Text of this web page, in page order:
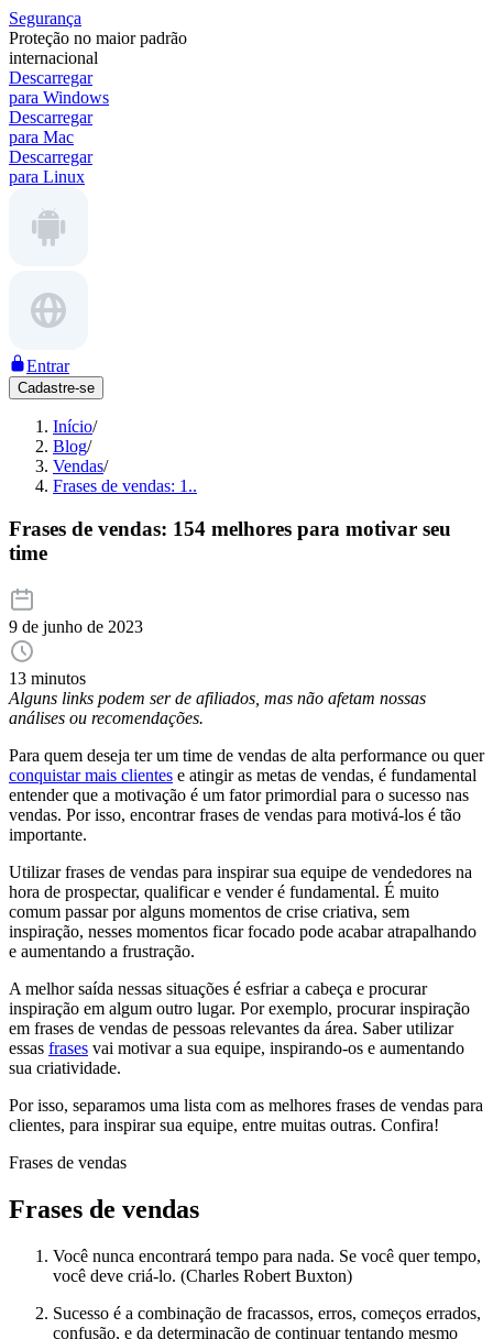
Segurança
Proteção no maior padrão
internacional
Descarregar
para Windows
Descarregar
para Mac
Descarregar
para Linux
Entrar
Cadastre-se
Início/
Blog/
Vendas/
Frases de vendas: 1..
Frases de vendas: 154 melhores para motivar seu
time
9 de junho de 2023
13 minutos
Alguns links podem ser de afiliados, mas não afetam nossas
análises ou recomendações.
Para quem deseja ter um time de vendas de alta performance ou quer
conquistar mais clientes e atingir as metas de vendas, é fundamental
entender que a motivação é um fator primordial para o sucesso nas
vendas. Por isso, encontrar frases de vendas para motivá-los é tão
importante.
Utilizar frases de vendas para inspirar sua equipe de vendedores na
hora de prospectar, qualificar e vender é fundamental. É muito
comum passar por alguns momentos de crise criativa, sem
inspiração, nesses momentos ficar focado pode acabar atrapalhando
e aumentando a frustração.
A melhor saída nessas situações é esfriar a cabeça e procurar
inspiração em algum outro lugar. Por exemplo, procurar inspiração
em frases de vendas de pessoas relevantes da área. Saber utilizar
essas frases vai motivar a sua equipe, inspirando-os e aumentando
sua criatividade.
Por isso, separamos uma lista com as melhores frases de vendas para
clientes, para inspirar sua equipe, entre muitas outras. Confira!
Frases de vendas
Frases de vendas
Você nunca encontrará tempo para nada. Se você quer tempo,
você deve criá-lo. (Charles Robert Buxton)
Sucesso é a combinação de fracassos, erros, começos errados,
confusão, e da determinação de continuar tentando mesmo